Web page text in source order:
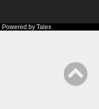
Powered by Talex